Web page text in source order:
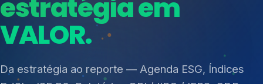
Consultoria, auditoria e treinamentos em ISO 27001,
ISO 27701, ISO 42001, ISO 37001, ISO 9001, ISO
resíduos sólidos (PGRS/PMGRS).
Mudanças Climáticas
Reputação e Cadeia
Reporte Regulatório